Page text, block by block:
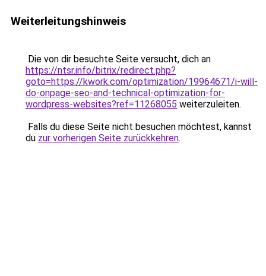
Weiterleitungshinweis
Die von dir besuchte Seite versucht, dich an
https://ntsr.info/bitrix/redirect.php?
goto=https://kwork.com/optimization/19964671/i-will-
do-onpage-seo-and-technical-optimization-for-
wordpress-websites?ref=11268055 weiterzuleiten.
Falls du diese Seite nicht besuchen möchtest, kannst
du zur vorherigen Seite zurückkehren.